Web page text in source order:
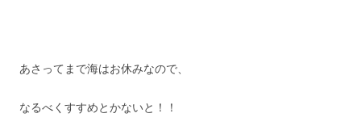
あさってまで海はお休みなので、
なるべくすすめとかないと！！